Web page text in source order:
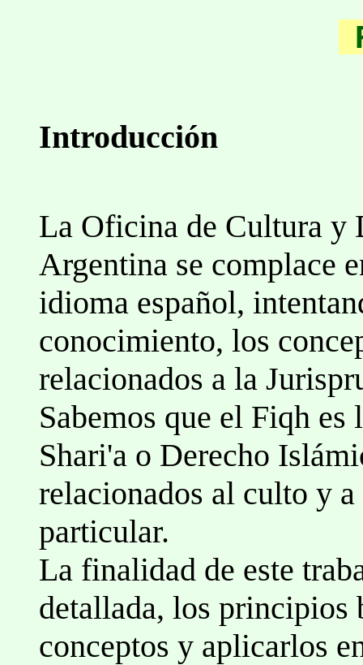
Introducción
La Oficina de Cultura y
Argentina se complace
idioma español,
conocimiento, los
relacionados a la
Sabemos que el Fiqh
Shari'a o Derecho
relacionados al culto y
particular.
La finalidad de este
detallada, los principios
conceptos y aplicarlos